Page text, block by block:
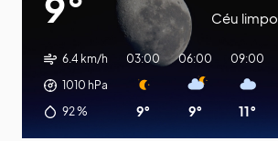
Céu limpo
6.4 km/h
1010 hPa
92%
03:00
9°
06:00
9°
09:00
11°